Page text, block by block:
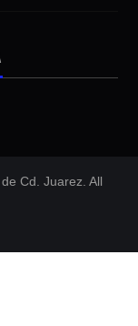
Cd. Juarez. All